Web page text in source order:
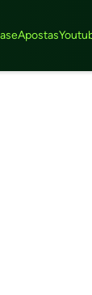
Apostas